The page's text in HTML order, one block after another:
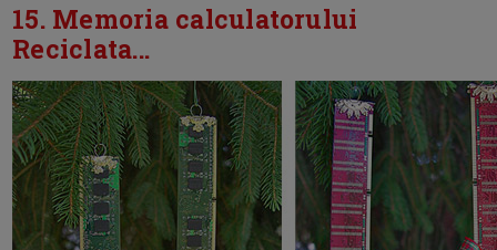
15. Memoria calculatorului
Reciclata...